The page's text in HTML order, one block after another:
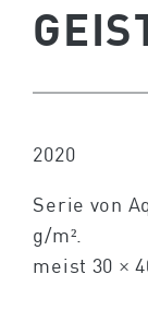
2020
Serie von
g/m².
meist 30 ×